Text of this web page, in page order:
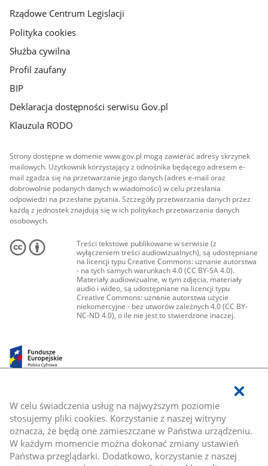
W celu świadczenia usług na najwyższym poziomie
stosujemy pliki cookies. Korzystanie z naszej witryny
oznacza, że będą one zamieszczane w Państwa urządzeniu.
W każdym momencie można dokonać zmiany ustawień
Państwa przeglądarki. Dodatkowo, korzystanie z naszej
Rządowe Centrum Legislacji
Polityka cookies
Służba cywilna
Profil zaufany
BIP
Deklaracja dostępności serwisu Gov.pl
Klauzula RODO
Strony dostępne w domenie www.gov.pl mogą zawierać adresy skrzynek
mailowych. Użytkownik korzystający z odnośnika będącego adresem e-
mail zgadza się na przetwarzanie jego danych (adres e-mail oraz
dobrowolnie podanych danych w wiadomości) w celu przesłania
odpowiedzi na przesłane pytania. Szczegóły przetwarzania danych przez
każdą z jednostek znajdują się w ich politykach przetwarzania danych
osobowych.
Treści tekstowe publikowane w serwisie (z
wyłączeniem treści audiowizualnych), są udostępniane
na licencji typu Creative Commons: uznanie autorstwa
- na tych samych warunkach 4.0 (CC BY-SA 4.0).
Materiały audiowizualne, w tym zdjęcia, materiały
audio i wideo, są udostępniane na licencji typu
Creative Commons: uznanie autorstwa użycie
niekomercyjne - bez utworów zależnych 4.0 (CC BY-
NC-ND 4.0), o ile nie jest to stwierdzone inaczej.